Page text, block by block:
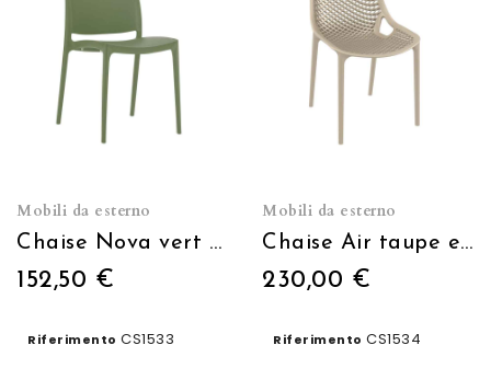
Mobili da esterno
Chaise Nova vert olive empilable
152,50 €
Riferimento CS1533
Mobili da esterno
Chaise Air taupe empilable
230,00 €
Riferimento CS1534